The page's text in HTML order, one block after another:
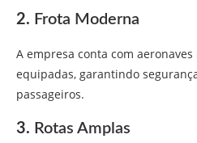
2. Frota Moderna
A empresa conta com
equipadas, garantindo
passageiros.
3. Rotas Amplas